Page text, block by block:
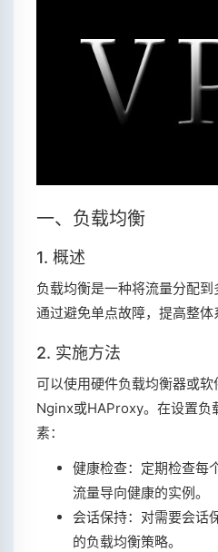
一、负载均衡
1. 概述
负载均衡是一种将流量分配到
通过避免单点故障，提高整体
2. 实施方法
可以使用硬件负载均衡器或
Nginx或HAProxy。在设置负
素：
健康检查：定期检查每
流量导向健康的实例。
会话保持：对需要会话
的负载均衡策略。